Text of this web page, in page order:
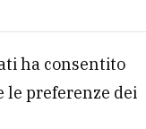
ha consentito
le preferenze dei